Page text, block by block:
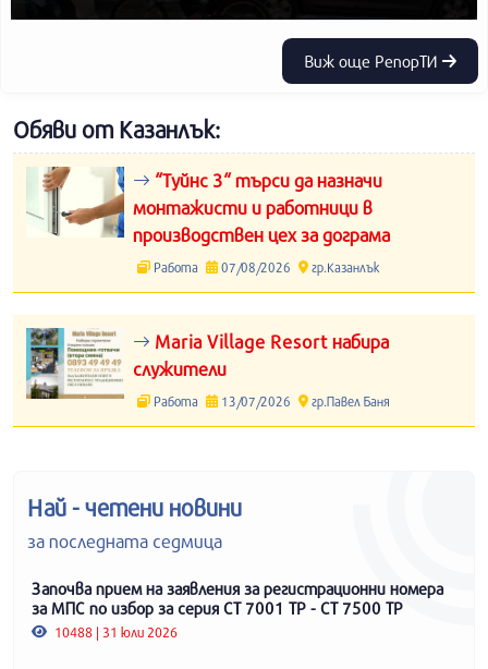
Виж още РепорТИ
Обяви от Казанлък:
“Туйнс 3“ търси да назначи
монтажисти и работници в
производствен цех за дограма
Работа 07/08/2026 гр.Казанлък
Maria Village Resort набира
служители
Работа 13/07/2026 гр.Павел Баня
Най - четени новини
за последната седмица
Започва прием на заявления за регистрационни номера
за МПС по избор за серия СТ 7001 ТР - СТ 7500 ТР
10488 | 31 юли 2026